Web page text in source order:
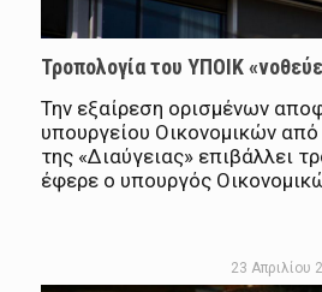
Τροπολογία του ΥΠΟΙΚ
Την εξαίρεση ορισμένων
υπουργείου Οικονομικών
της «Διαύγειας» επιβάλλει
έφερε ο υπουργός
23 Απριλίου